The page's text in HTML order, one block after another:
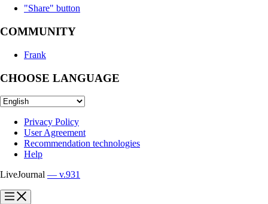
"Share" button
COMMUNITY
Frank
CHOOSE LANGUAGE
Privacy Policy
User Agreement
Recommendation technologies
Help
LiveJournal — v.931
?
?